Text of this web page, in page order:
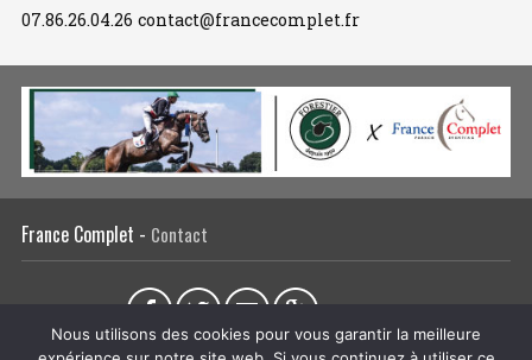
07.86.26.04.26 contact@francecomplet.fr
France Complet - Contact
Nous utilisons des cookies pour vous garantir la meilleure